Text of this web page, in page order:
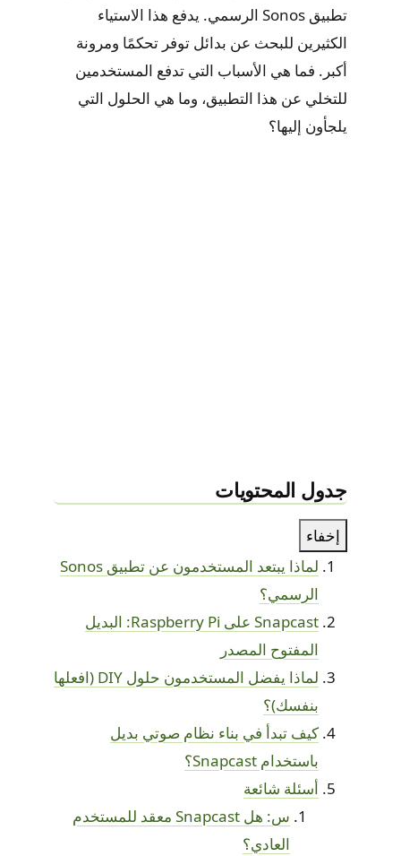
تطبيق Sonos الرسمي. يدفع هذا الاستياء
الكثيرين للبحث عن بدائل توفر تحكمًا ومرونة
أكبر. فما هي الأسباب التي تدفع المستخدمين
للتخلي عن هذا التطبيق، وما هي الحلول التي
يلجأون إليها؟
جدول المحتويات
إخفاء
لماذا يبتعد المستخدمون عن تطبيق Sonos
الرسمي؟
Snapcast على Raspberry Pi: البديل
المفتوح المصدر
لماذا يفضل المستخدمون حلول DIY (افعلها
بنفسك)؟
كيف تبدأ في بناء نظام صوتي بديل
باستخدام Snapcast؟
أسئلة شائعة
س: هل Snapcast معقد للمستخدم
العادي؟